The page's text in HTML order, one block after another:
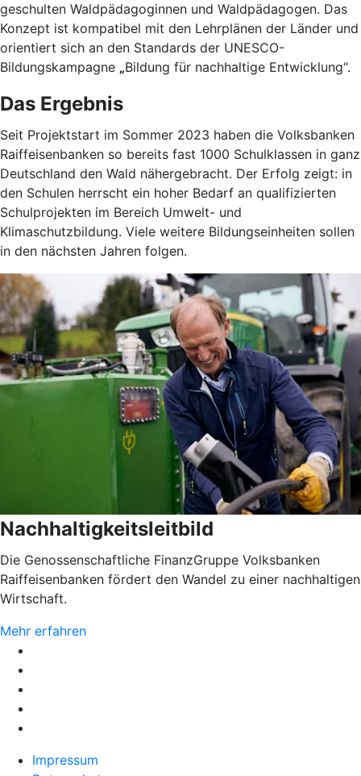
geschulten Waldpädagoginnen und Waldpädagogen. Das
Konzept ist kompatibel mit den Lehrplänen der Länder und
orientiert sich an den Standards der UNESCO-
Bildungskampagne „Bildung für nachhaltige Entwicklung“.
Das Ergebnis
Seit Projektstart im Sommer 2023 haben die Volksbanken
Raiffeisenbanken so bereits fast 1000 Schulklassen in ganz
Deutschland den Wald nähergebracht. Der Erfolg zeigt: in
den Schulen herrscht ein hoher Bedarf an qualifizierten
Schulprojekten im Bereich Umwelt- und
Klimaschutzbildung. Viele weitere Bildungseinheiten sollen
in den nächsten Jahren folgen.
Nachhaltigkeitsleitbild
Die Genossenschaftliche FinanzGruppe Volksbanken
Raiffeisenbanken fördert den Wandel zu einer nachhaltigen
Wirtschaft.
Mehr erfahren
Impressum